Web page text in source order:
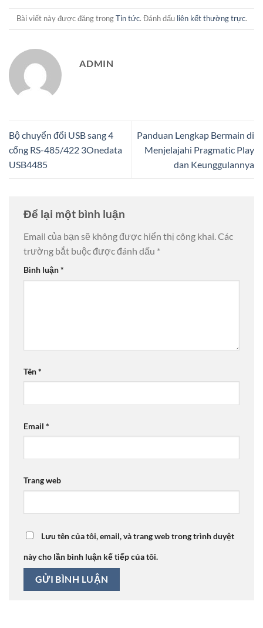
Bài viết này được đăng trongTin tức. Đánh dấu liên kết thường trực.
ADMIN
Bộ chuyển đổi USB sang 4
cổng RS-485/422 3Onedata
USB4485
Panduan Lengkap Bermain di
Menjelajahi Pragmatic Play
dan Keunggulannya
Để lại một bình luận
Email của bạn sẽ không được hiển thị công khai.Các
trường bắt buộc được đánh dấu *
Bình luận*
Tên*
Email *
Trang web
Lưu tên của tôi, email, và trang web trong trình duyệt
này cho lần bình luận kế tiếp của tôi.